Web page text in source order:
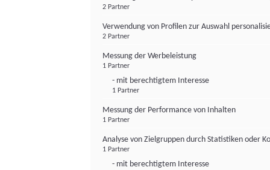
2 Partner
Verwendung von Profilen zur Auswahl
2 Partner
Messung der Werbeleistung
1 Partner
- mit berechtigtem Interesse
1 Partner
Messung der Performance von Inhalten
1 Partner
Analyse von Zielgruppen durch Statistiken oder
1 Partner
- mit berechtigtem Interesse